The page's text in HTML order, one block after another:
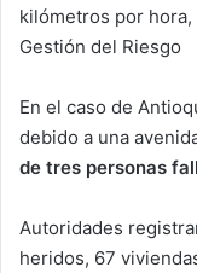
kilómetros por hora,
Gestión del Riesgo
En el caso de
debido a una
de tres personas
Autoridades
heridos, 67